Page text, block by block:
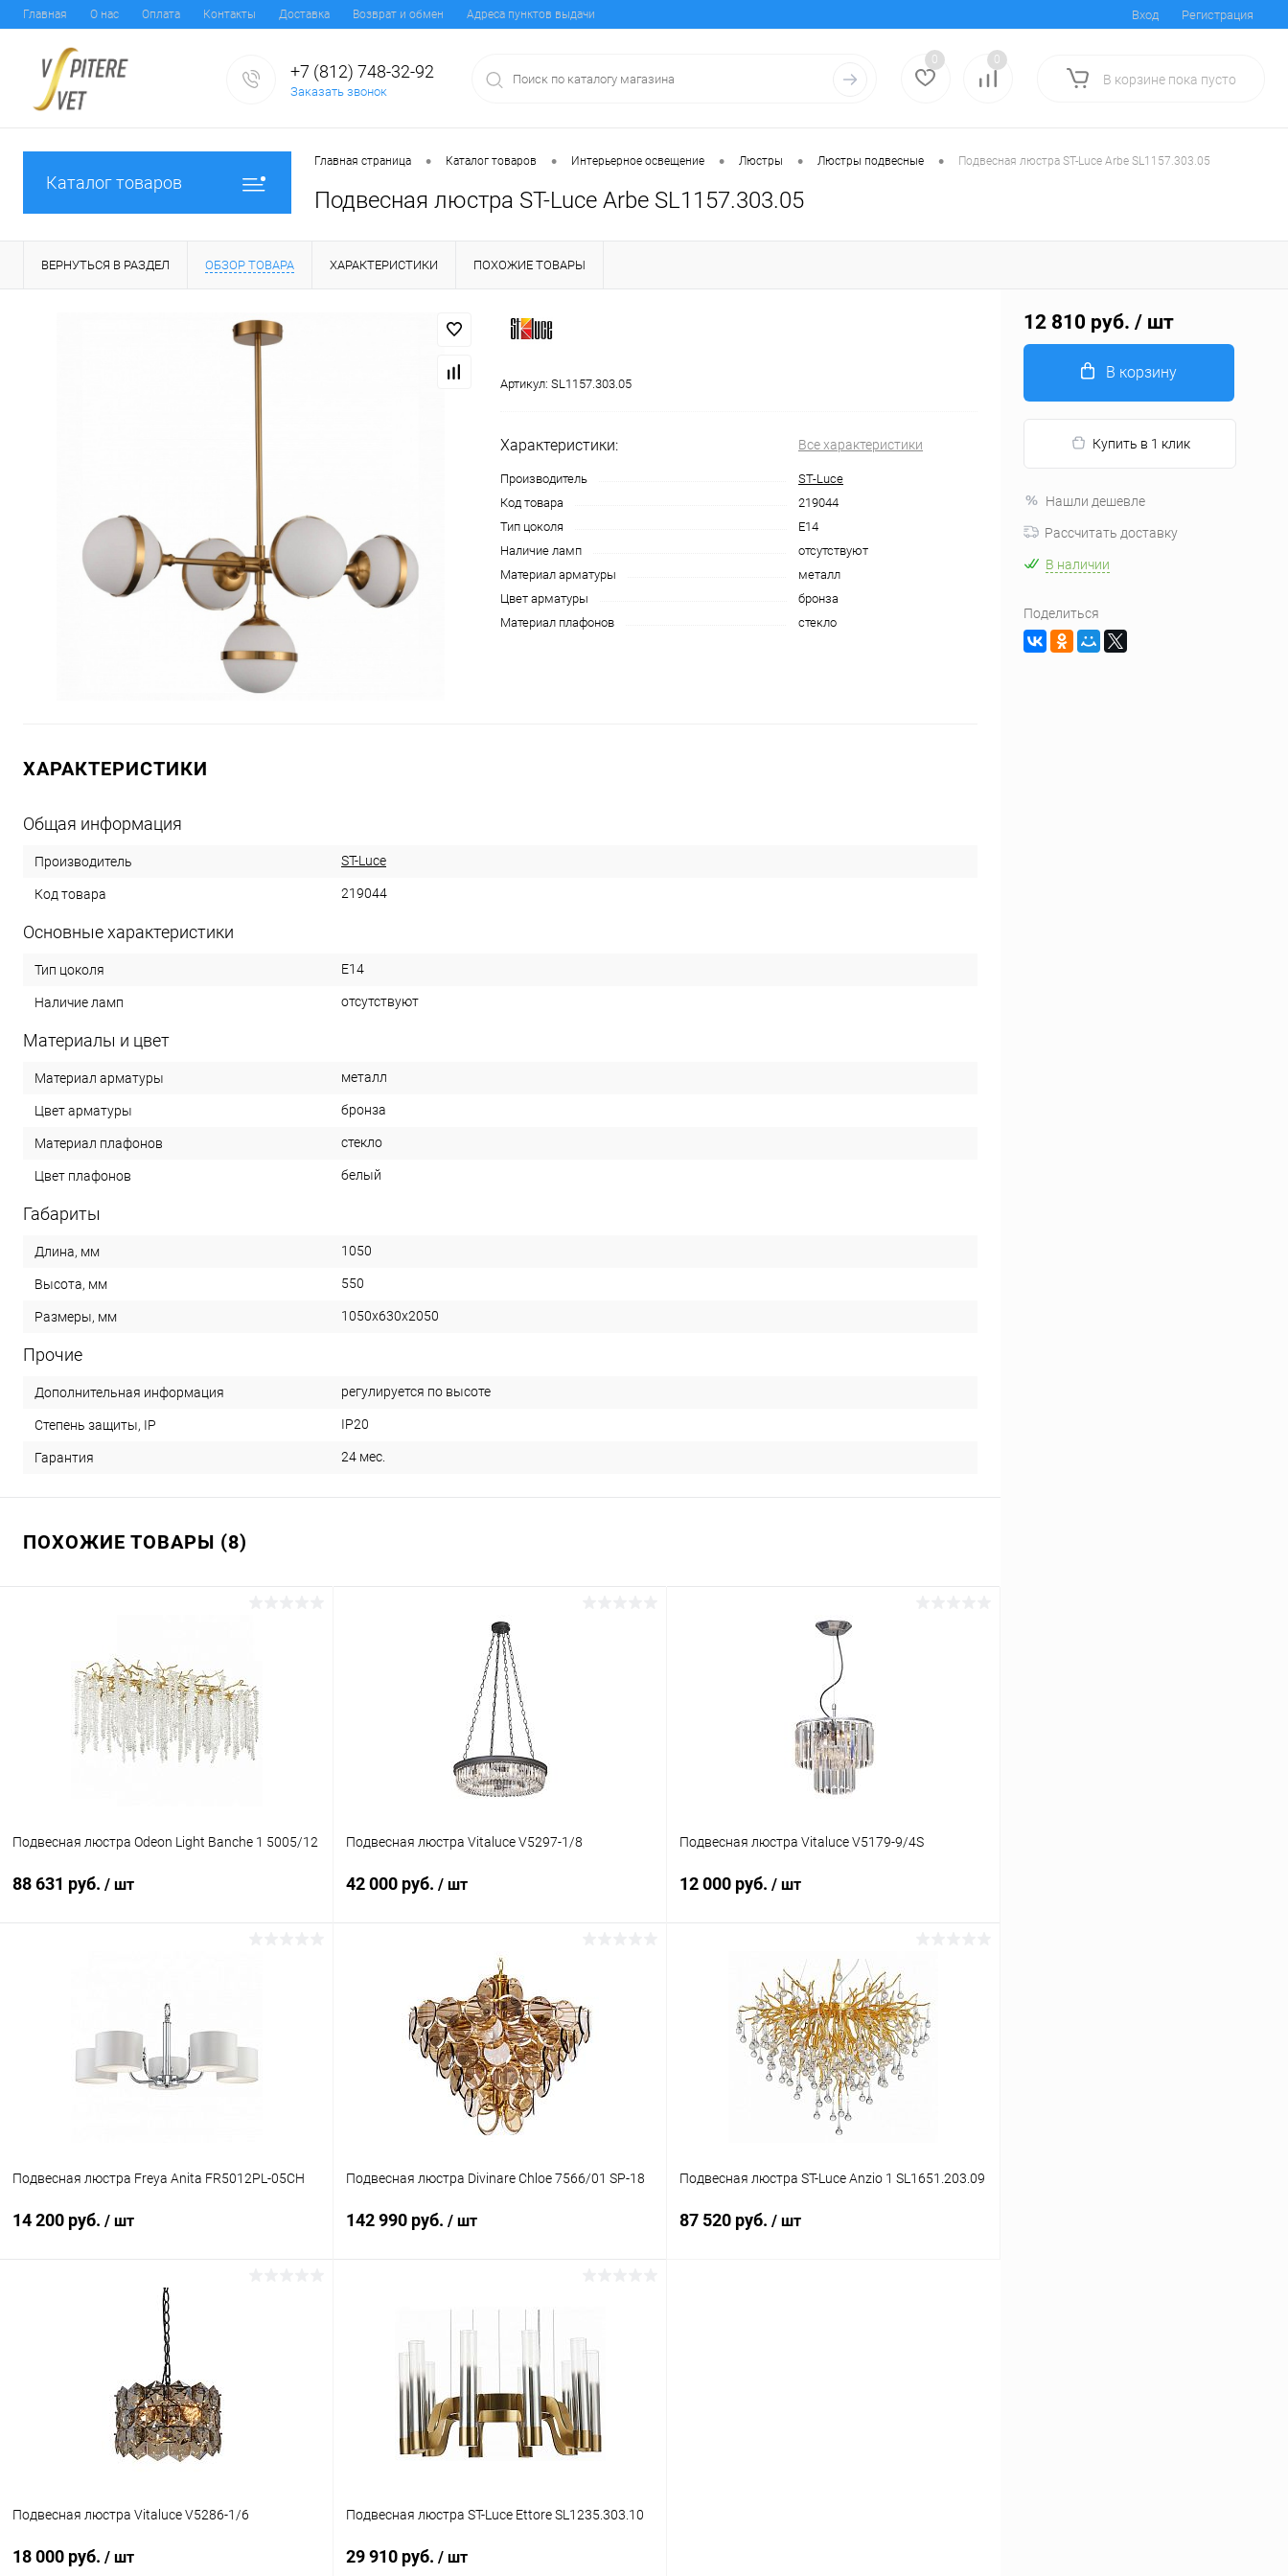
Главная О нас Оплата Контакты Доставка Возврат и обмен Адреса пунктов выдачи Вход Регистрация
+7 (812) 748-32-92
Заказать звонок
0 0
В корзине пока пусто
Каталог товаров
Главная страница • Каталог товаров • Интерьерное освещение • Люстры • Люстры подвесные • Подвесная люстра ST-Luce Arbe SL1157.303.05
Подвесная люстра ST-Luce Arbe SL1157.303.05
ВЕРНУТЬСЯ В РАЗДЕЛ ОБЗОР ТОВАРА ХАРАКТЕРИСТИКИ ПОХОЖИЕ ТОВАРЫ
Артикул: SL1157.303.05
Характеристики: Все характеристики
Производитель
ST-Luce
Код товара
219044
Тип цоколя
E14
Наличие ламп
отсутствуют
Материал арматуры
металл
Цвет арматуры
бронза
Материал плафонов
стекло
ХАРАКТЕРИСТИКИ
Общая информация
Производитель ST-Luce
Код товара 219044
Основные характеристики
Тип цоколя E14
Наличие ламп отсутствуют
Материалы и цвет
Материал арматуры металл
Цвет арматуры бронза
Материал плафонов стекло
Цвет плафонов белый
Габариты
Длина, мм 1050
Высота, мм 550
Размеры, мм 1050x630x2050
Прочие
Дополнительная информация регулируется по высоте
Степень защиты, IP IP20
Гарантия 24 мес.
ПОХОЖИЕ ТОВАРЫ (8)
Подвесная люстра Odeon Light Banche 1 5005/12
88 631 руб. / шт
В избранное В наличии
Подвесная люстра Vitaluce V5297-1/8
42 000 руб. / шт
В корзину
Купить в 1 клик Сравнение
В избранное В наличии
Подвесная люстра Vitaluce V5179-9/4S
12 000 руб. / шт
В корзину
Купить в 1 клик Сравнение
В избранное В наличии
Подвесная люстра Freya Anita FR5012PL-05CH
14 200 руб. / шт
В корзину
В наличии
Подвесная люстра Divinare Chloe 7566/01 SP-18
142 990 руб. / шт
Купить в 1 клик Сравнение
В избранное В наличии
Подвесная люстра ST-Luce Anzio 1 SL1651.203.09
87 520 руб. / шт
Подвесная люстра Vitaluce V5286-1/6
18 000 руб. / шт
Подвесная люстра ST-Luce Ettore SL1235.303.10
29 910 руб. / шт
12 810 руб. / шт
В корзину
Купить в 1 клик
Нашли дешевле
Рассчитать доставку
В наличии
Поделиться